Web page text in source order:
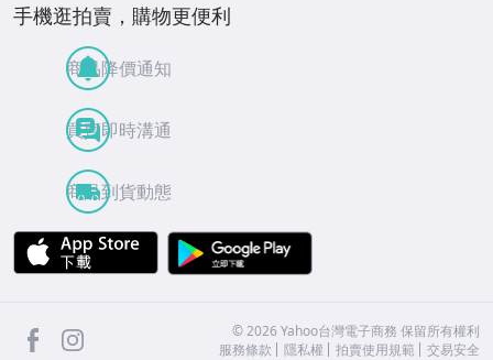
手機逛拍賣，購物更便利
商品降價通知
買賣即時溝通
商品到貨動態
APP Store
facebook ©2026 Yahoo台灣電子商務 保留所有權利
服務條款
隱私權 拍賣使用規範 交易安全